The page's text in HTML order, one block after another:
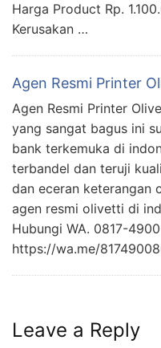
Harga Product Rp.
Kerusakan …
Agen Resmi Printer
Agen Resmi Printer
yang sangat bagus ini
bank terkemuka di
terbandel dan teruji
dan eceran keterangan
agen resmi olivetti di
Hubungi WA. 0817-
https://wa.me/
Leave a Reply